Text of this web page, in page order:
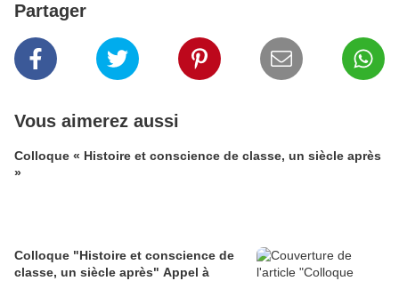
Partager
Vous aimerez aussi
Colloque « Histoire et conscience de classe, un siècle après
»
Colloque "Histoire et conscience de
classe, un siècle après" Appel à